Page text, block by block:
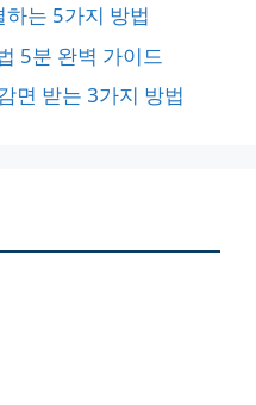
는 5가지 방법
5분 완벽 가이드
면 받는 3가지 방법